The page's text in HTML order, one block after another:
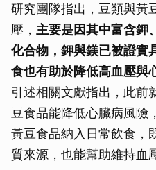
研究團隊指出，豆類與黃
壓， 主要是因其中富含鉀
化合物，鉀與鎂已被證實
食也有助於降低高血壓與
引述相關文獻指出，此前
豆食品能降低心臟病風險
黃豆食品納入日常飲食，
質來源，也能幫助維持血